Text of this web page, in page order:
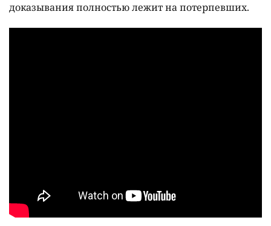
доказывания полностью лежит на потерпевших.